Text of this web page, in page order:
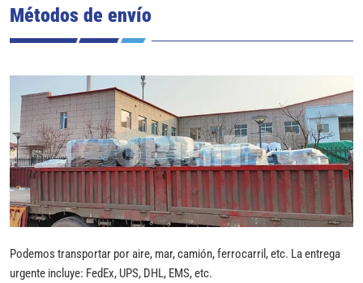
Métodos de envío
Podemos transportar por aire, mar, camión, ferrocarril, etc. La entrega
urgente incluye: FedEx, UPS, DHL, EMS, etc.